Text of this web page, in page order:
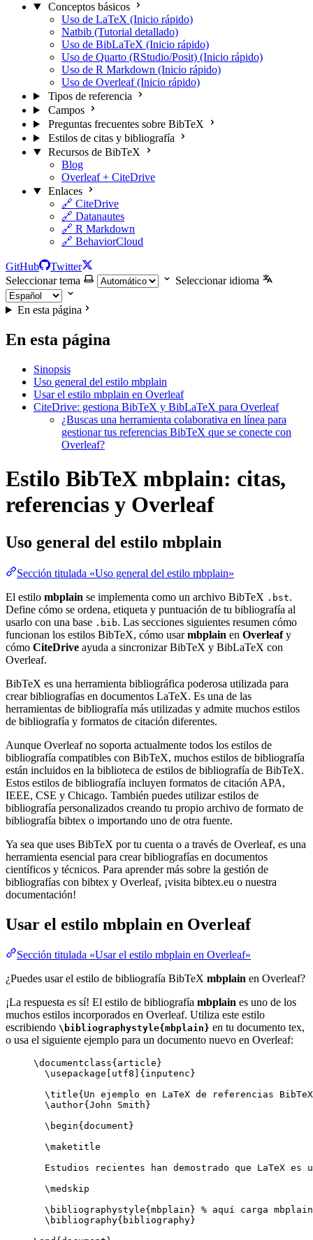
Conceptos básicos
Uso de LaTeX (Inicio rápido)
Natbib (Tutorial detallado)
Uso de BibLaTeX (Inicio rápido)
Uso de Quarto (RStudio/Posit) (Inicio rápido)
Uso de R Markdown (Inicio rápido)
Uso de Overleaf (Inicio rápido)
Tipos de referencia
Campos
Preguntas frecuentes sobre BibTeX
Estilos de citas y bibliografía
Recursos de BibTeX
Blog
Overleaf + CiteDrive
Enlaces
🔗 CiteDrive
🔗 Datanautes
🔗 R Markdown
🔗 BehaviorCloud
GitHub
Twitter
Seleccionar tema
Seleccionar idioma
En esta página
En esta página
Sinopsis
Uso general del estilo mbplain
Usar el estilo mbplain en Overleaf
CiteDrive: gestiona BibTeX y BibLaTeX para Overleaf
¿Buscas una herramienta colaborativa en línea para
gestionar tus referencias BibTeX que se conecte con
Overleaf?
Estilo BibTeX mbplain: citas,
referencias y Overleaf
Uso general del estilo mbplain
Sección titulada «Uso general del estilo mbplain»
El estilo mbplain se implementa como un archivo BibTeX .bst.
Define cómo se ordena, etiqueta y puntuación de tu bibliografía al
usarlo con una base .bib. Las secciones siguientes resumen cómo
funcionan los estilos BibTeX, cómo usarmbplain en Overleafy
cómo CiteDrive ayuda a sincronizar BibTeX y BibLaTeX con
Overleaf.
BibTeX es una herramienta bibliográfica poderosa utilizada para
crear bibliografías en documentos LaTeX. Es una de las
herramientas de bibliografía más utilizadas y admite muchos estilos
de bibliografía y formatos de citación diferentes.
Aunque Overleaf no soporta actualmente todos los estilos de
bibliografía compatibles con BibTeX, muchos estilos de bibliografía
están incluidos en la biblioteca de estilos de bibliografía de BibTeX.
Estos estilos de bibliografía incluyen formatos de citación APA,
IEEE, CSE y Chicago. También puedes utilizar estilos de
bibliografía personalizados creando tu propio archivo de formato de
bibliografía bibtex o importando uno de otra fuente.
Ya sea que uses BibTeX por tu cuenta o a través de Overleaf, es una
herramienta esencial para crear bibliografías en documentos
científicos y técnicos. Para aprender más sobre la gestión de
bibliografías con bibtex y Overleaf, ¡visita bibtex.eu o nuestra
documentación!
Usar el estilo mbplain en Overleaf
Sección titulada «Usar el estilo mbplain en Overleaf»
¿Puedes usar el estilo de bibliografía BibTeX mbplain en Overleaf?
¡La respuesta es sí! El estilo de bibliografía mbplain es uno de los
muchos estilos incorporados en Overleaf. Utiliza este estilo
escribiendo \bibliographystyle{mbplain} en tu documento tex,
o usa el siguiente ejemplo para un documento nuevo en Overleaf:
\documentclass{ article }
\usepackage
utf8 ]{ inputenc }
\title{Un ejemplo en LaTeX de referencias
\author{John Smith}
\begin{ document }
\maketitle
Estudios recientes han demostrado que LaTeX
\medskip
\bibliographystyle{mbplain} % aquí carga
\bibliography{bibliography}